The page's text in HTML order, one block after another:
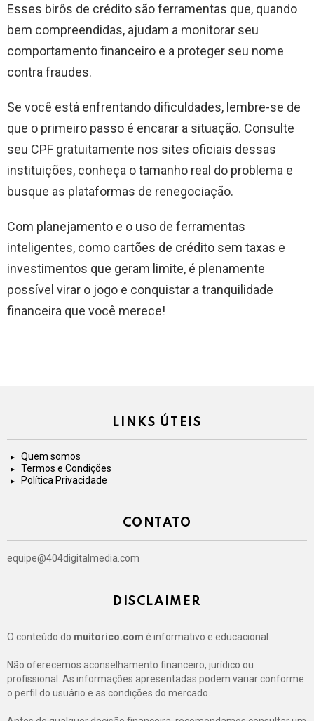
Esses birôs de crédito são ferramentas que, quando
bem compreendidas, ajudam a monitorar seu
comportamento financeiro e a proteger seu nome
contra fraudes.
Se você está enfrentando dificuldades, lembre-se de
que o primeiro passo é encarar a situação. Consulte
seu CPF gratuitamente nos sites oficiais dessas
instituições, conheça o tamanho real do problema e
busque as plataformas de renegociação.
Com planejamento e o uso de ferramentas
inteligentes, como cartões de crédito sem taxas e
investimentos que geram limite, é plenamente
possível virar o jogo e conquistar a tranquilidade
financeira que você merece!
LINKS ÚTEIS
Quem somos
Termos e Condições
Política Privacidade
CONTATO
equipe@404digitalmedia.com
DISCLAIMER
O conteúdo do muitorico.com é informativo e educacional.
Não oferecemos aconselhamento financeiro, jurídico ou
profissional. As informações apresentadas podem variar conforme
o perfil do usuário e as condições do mercado.